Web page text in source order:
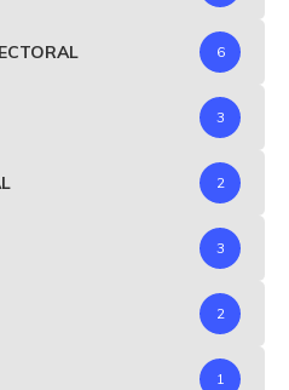
6
3
2
3
2
1